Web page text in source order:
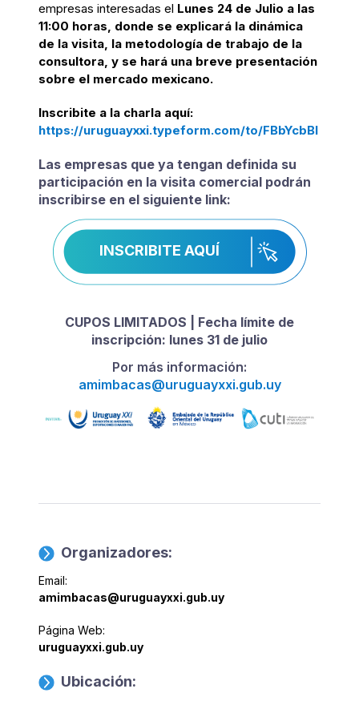
empresas interesadas el Lunes 24 de Julio a las
11:00 horas, donde se explicará la dinámica
de la visita, la metodología de trabajo de la
consultora, y se hará una breve presentación
sobre el mercado mexicano.
Inscribite a la charla aquí:
https://uruguayxxi.typeform.com/to/FBbYcbBl
Las empresas que ya tengan definida su
participación en la visita comercial podrán
inscribirse en el siguiente link:
INSCRIBITE AQUÍ
CUPOS LIMITADOS | Fecha límite de
inscripción: lunes 31 de julio
Por más información:
amimbacas@uruguayxxi.gub.uy
Organizadores:
Email:
amimbacas@uruguayxxi.gub.uy
Página Web:
uruguayxxi.gub.uy
Ubicación: